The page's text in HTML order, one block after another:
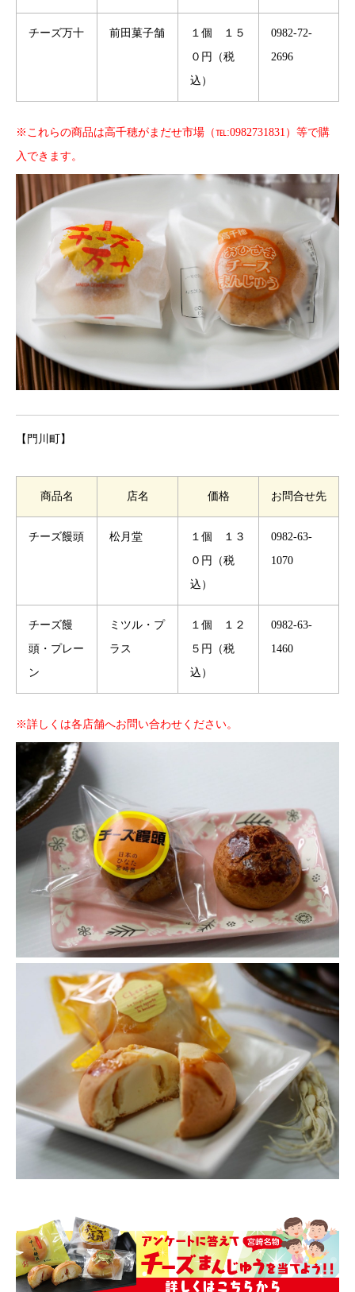
チーズ万十 前田菓子舗
１個 １５
０円（税
込）
0982-72-
2696
※これらの商品は高千穂がまだせ市場（℡:0982731831）等で購
入できます。
【門川町】
商品名 店名 価格 お問合せ先
チーズ饅頭 松月堂
１個 １３
０円（税
込）
0982-63-
1070
チーズ饅
頭・プレー
ン
ミツル・プ
ラス
１個 １２
５円（税
込）
0982-63-
1460
※詳しくは各店舗へお問い合わせください。